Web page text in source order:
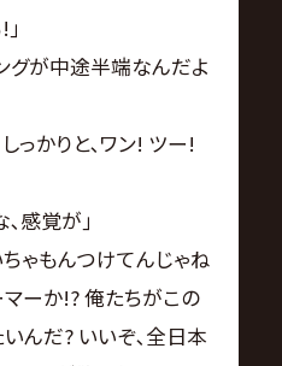
｣
グが中途半端なんだよ
っかりと､ワン! ツー!
､感覚が｣
ゃもんつけてんじゃね
ーか!? 俺たちがこの
んだ? いいぞ､全日本